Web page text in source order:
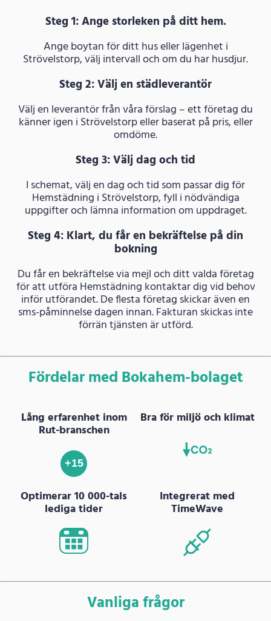
Steg 1: Ange storleken på ditt hem.
Ange boytan för ditt hus eller lägenhet i
Strövelstorp, välj intervall och om du har husdjur.
Steg 2: Välj en städleverantör
Välj en leverantör från våra förslag – ett företag du
känner igen i Strövelstorp eller baserat på pris, eller
omdöme.
Steg 3: Välj dag och tid
I schemat, välj en dag och tid som passar dig för
Hemstädning i Strövelstorp, fyll i nödvändiga
uppgifter och lämna information om uppdraget.
Steg 4: Klart, du får en bekräftelse på din
bokning
Du får en bekräftelse via mejl och ditt valda företag
för att utföra Hemstädning kontaktar dig vid behov
inför utförandet. De flesta företag skickar även en
sms-påminnelse dagen innan. Fakturan skickas inte
förrän tjänsten är utförd.
Fördelar med Bokahem-bolaget
Lång erfarenhet inom
Rut-branschen
+15
Bra för miljö och klimat
Optimerar 10 000-tals
lediga tider
Integrerat med
TimeWave
Vanliga frågor